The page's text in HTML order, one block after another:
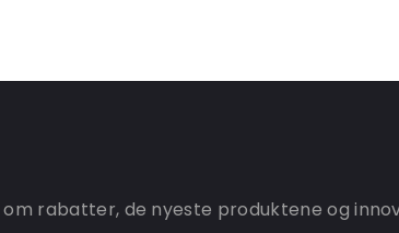
rabatter, de nyeste produktene og